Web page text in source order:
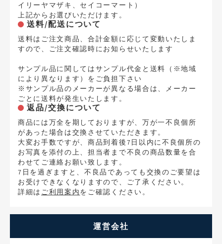
イリーヤマザキ、セイコーマート）
上記からお選びいただけます。
送料/配送について
送料はご注文商品、合計金額に応じて変動いたしま
すので、ご注文確認時にお知らせいたします
サンプル品に関してはサンプル代金と送料（※地域
により異なります）をご負担下さい
※サンプル品のメーカーが異なる場合は、メーカー
ごとに送料が発生いたします。
返品/交換について
商品には万全を期しておりますが、万が一不良個所
があった場合は交換させていただきます。
大変お手数ですが、商品到着後7日以内に不良個所の
お写真を添付の上、担当者まで不良の商品数量を合
わせてご連絡お願い致します。
7日を過ぎますと、不良品であっても交換のご要望は
お受けできなくなりますので、ご了承ください。
詳細は ご利用案内をご確認ください。
運営会社